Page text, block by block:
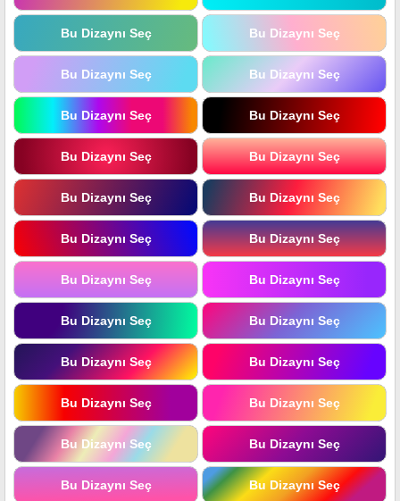
Bu Dizaynı Seç Bu Dizaynı Seç
Bu Dizaynı Seç Bu Dizaynı Seç
Bu Dizaynı Seç Bu Dizaynı Seç
Bu Dizaynı Seç Bu Dizaynı Seç
Bu Dizaynı Seç Bu Dizaynı Seç
Bu Dizaynı Seç Bu Dizaynı Seç
Bu Dizaynı Seç Bu Dizaynı Seç
Bu Dizaynı Seç Bu Dizaynı Seç
Bu Dizaynı Seç Bu Dizaynı Seç
Bu Dizaynı Seç Bu Dizaynı Seç
Bu Dizaynı Seç Bu Dizaynı Seç
Bu Dizaynı Seç Bu Dizaynı Seç